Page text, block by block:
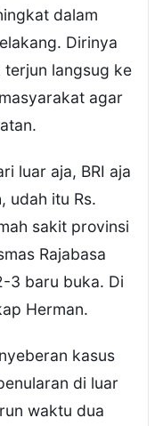
dalam
Dirinya
langsug ke
agar
luar aja, BRI aja
udah itu Rs.
sakit provinsi
Rajabasa
3 baru buka. Di
Herman.
kasus
di luar
waktu dua